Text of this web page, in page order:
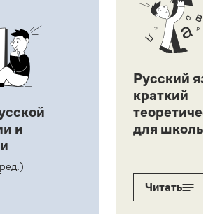
и
Русский
краткий
для
Читать